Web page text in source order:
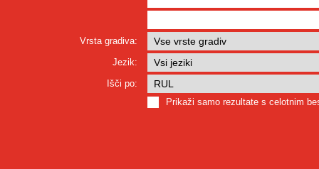
Vrsta gradiva:
Jezik:
Išči po:
Prikaži samo rezultate s celotnim